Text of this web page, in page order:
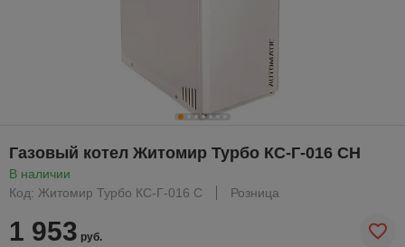
Газовый котел Житомир Турбо КС-Г-016 СН
В наличии
Код: Житомир Турбо КС-Г-016 С
Розница
1 953 руб.